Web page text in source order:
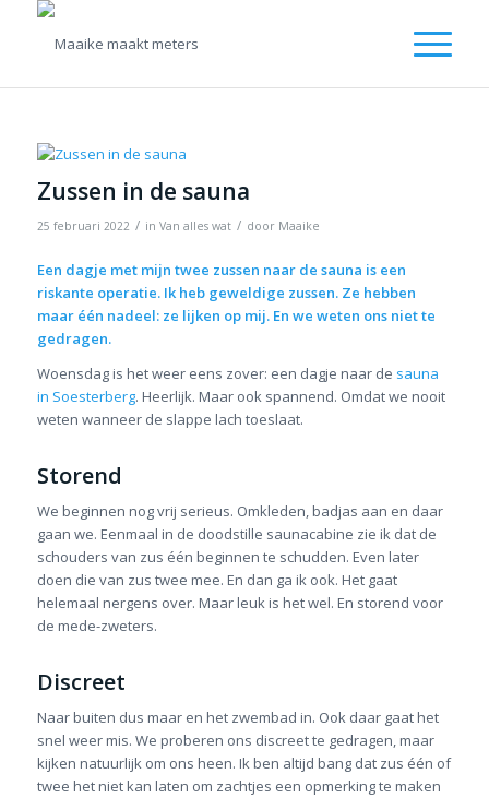
Zussen in de sauna
25 februari 2022 / in Van alles wat / door Maaike
Een dagje met mijn twee zussen naar de sauna is een
riskante operatie. Ik heb geweldige zussen. Ze hebben
maar één nadeel: ze lijken op mij. En we weten ons niet te
gedragen.
Woensdag is het weer eens zover: een dagje naar de sauna
in Soesterberg. Heerlijk. Maar ook spannend. Omdat we nooit
weten wanneer de slappe lach toeslaat.
Storend
We beginnen nog vrij serieus. Omkleden, badjas aan en daar
gaan we. Eenmaal in de doodstille saunacabine zie ik dat de
schouders van zus één beginnen te schudden. Even later
doen die van zus twee mee. En dan ga ik ook. Het gaat
helemaal nergens over. Maar leuk is het wel. En storend voor
de mede-zweters.
Discreet
Naar buiten dus maar en het zwembad in. Ook daar gaat het
snel weer mis. We proberen ons discreet te gedragen, maar
kijken natuurlijk om ons heen. Ik ben altijd bang dat zus één of
twee het niet kan laten om zachtjes een opmerking te maken